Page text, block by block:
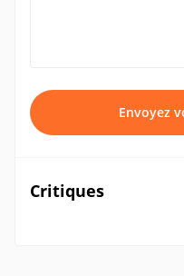
Envoyez
Critiques